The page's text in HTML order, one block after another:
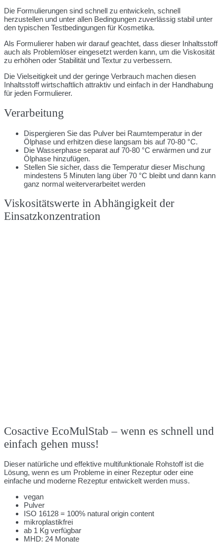
Die Formulierungen sind schnell zu entwickeln, schnell
herzustellen und unter allen Bedingungen zuverlässig stabil unter
den typischen Testbedingungen für Kosmetika.
Als Formulierer haben wir darauf geachtet, dass dieser Inhaltsstoff
auch als Problemlöser eingesetzt werden kann, um die Viskosität
zu erhöhen oder Stabilität und Textur zu verbessern.
Die Vielseitigkeit und der geringe Verbrauch machen diesen
Inhaltsstoff wirtschaftlich attraktiv und einfach in der Handhabung
für jeden Formulierer.
Verarbeitung
Dispergieren Sie das Pulver bei Raumtemperatur in der
Ölphase und erhitzen diese langsam bis auf 70-80 °C.
Die Wasserphase separat auf 70-80 °C erwärmen und zur
Ölphase hinzufügen.
Stellen Sie sicher, dass die Temperatur dieser Mischung
mindestens 5 Minuten lang über 70 °C bleibt und dann kann
ganz normal weiterverarbeitet werden
Viskositätswerte in Abhängigkeit der
Einsatzkonzentration
Cosactive EcoMulStab – wenn es schnell und
einfach gehen muss!
Dieser natürliche und effektive multifunktionale Rohstoff ist die
Lösung, wenn es um Probleme in einer Rezeptur oder eine
einfache und moderne Rezeptur entwickelt werden muss.
vegan
Pulver
ISO 16128 = 100% natural origin content
mikroplastikfrei
ab 1 Kg verfügbar
MHD: 24 Monate